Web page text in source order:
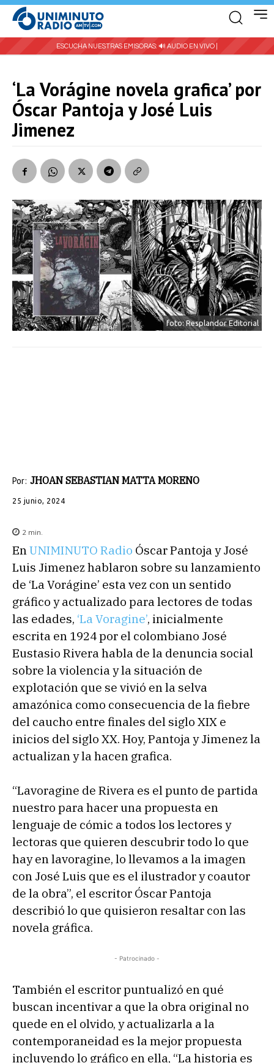
ESCUCHA NUESTRAS EMISORAS: 🔊 AUDIO EN VIVO |
‘La Vorágine novela grafica’ por
Óscar Pantoja y José Luis
Jimenez
foto: Resplandor Editorial
Por: JHOAN SEBASTIAN MATTA MORENO
25 junio, 2024
2 min.
En UNIMINUTO Radio Óscar Pantoja y José
Luis Jimenez hablaron sobre su lanzamiento
de ‘La Vorágine’ esta vez con un sentido
gráfico y actualizado para lectores de todas
las edades, ‘La Voragine’, inicialmente
escrita en 1924 por el colombiano José
Eustasio Rivera habla de la denuncia social
sobre la violencia y la situación de
explotación que se vivió en la selva
amazónica como consecuencia de la fiebre
del caucho entre finales del siglo XIX e
inicios del siglo XX. Hoy, Pantoja y Jimenez la
actualizan y la hacen grafica.
“Lavoragine de Rivera es el punto de partida
nuestro para hacer una propuesta en
lenguaje de cómic a todos los lectores y
lectoras que quieren descubrir todo lo que
hay en lavoragine, lo llevamos a la imagen
con José Luis que es el ilustrador y coautor
de la obra”, el escritor Óscar Pantoja
describió lo que quisieron resaltar con las
novela gráfica.
- Patrocinado -
También el escritor puntualizó en qué
buscan incentivar a que la obra original no
quede en el olvido, y actualizarla a la
contemporaneidad es la mejor propuesta
incluyendo lo gráfico en ella, “La historia es